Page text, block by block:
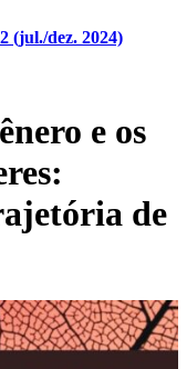
(jul./dez. 2024)
e os
de